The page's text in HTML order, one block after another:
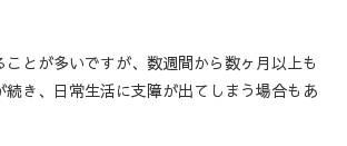
とが多いですが、数週間から数ヶ月以上も
き、日常生活に支障が出てしまう場合もあ